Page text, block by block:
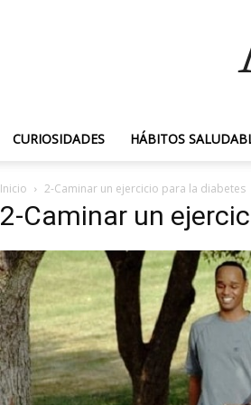
CURIOSIDADES HÁBITOS
Inicio 2-Caminar un ejercicio para la diabetes
2-Caminar un